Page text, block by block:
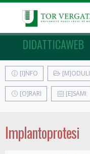
DIDATTICAWEB
[I]NFO [M]ODULI
[O]RARI [E]SAMI
Implantoprotesi